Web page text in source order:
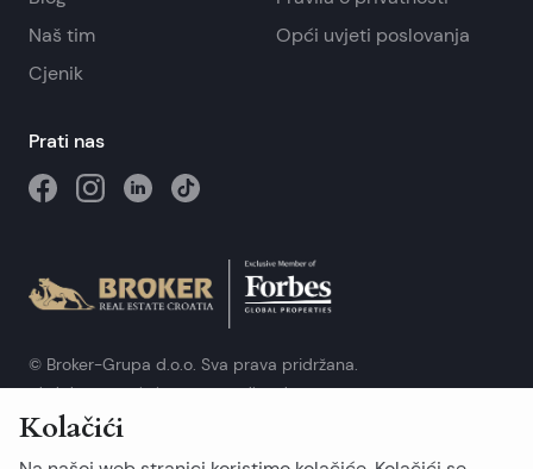
Naš tim
Cjenik
Opći uvjeti poslovanja
Prati nas
© Broker-Grupa d.o.o. Sva prava pridržana.
Obala kneza Branimira 1, 21000 Split-Phone: +385 98 384 007
Broker-grupa d.o.o. je ekskluzivni član Forbes Global
Properties u Hrvatskoj. Forbes® je registrirani zaštitni znak koji
Kolačići